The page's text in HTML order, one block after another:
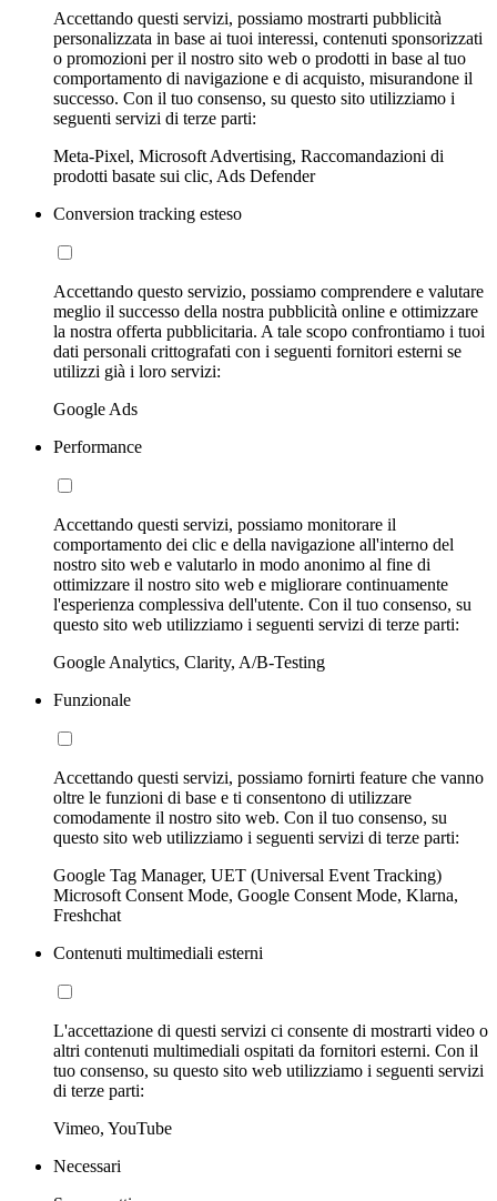
Accettando questi servizi, possiamo mostrarti pubblicità
personalizzata in base ai tuoi interessi, contenuti sponsorizzati
o promozioni per il nostro sito web o prodotti in base al tuo
comportamento di navigazione e di acquisto, misurandone il
successo. Con il tuo consenso, su questo sito utilizziamo i
seguenti servizi di terze parti:
Meta-Pixel, Microsoft Advertising, Raccomandazioni di
prodotti basate sui clic, Ads Defender
Conversion tracking esteso
Accettando questo servizio, possiamo comprendere e valutare
meglio il successo della nostra pubblicità online e ottimizzare
la nostra offerta pubblicitaria. A tale scopo confrontiamo i tuoi
dati personali crittografati con i seguenti fornitori esterni se
utilizzi già i loro servizi:
Google Ads
Performance
Accettando questi servizi, possiamo monitorare il
comportamento dei clic e della navigazione all'interno del
nostro sito web e valutarlo in modo anonimo al fine di
ottimizzare il nostro sito web e migliorare continuamente
l'esperienza complessiva dell'utente. Con il tuo consenso, su
questo sito web utilizziamo i seguenti servizi di terze parti:
Google Analytics, Clarity, A/B-Testing
Funzionale
Accettando questi servizi, possiamo fornirti feature che vanno
oltre le funzioni di base e ti consentono di utilizzare
comodamente il nostro sito web. Con il tuo consenso, su
questo sito web utilizziamo i seguenti servizi di terze parti:
Google Tag Manager, UET (Universal Event Tracking)
Microsoft Consent Mode, Google Consent Mode, Klarna,
Freshchat
Contenuti multimediali esterni
L'accettazione di questi servizi ci consente di mostrarti video o
altri contenuti multimediali ospitati da fornitori esterni. Con il
tuo consenso, su questo sito web utilizziamo i seguenti servizi
di terze parti:
Vimeo, YouTube
Necessari